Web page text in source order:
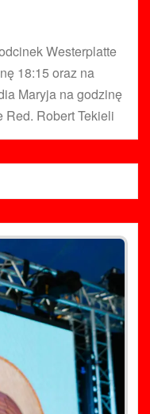
Westerplatte
18:15 oraz na
Maryja na godzinę
Red. Robert Tekieli